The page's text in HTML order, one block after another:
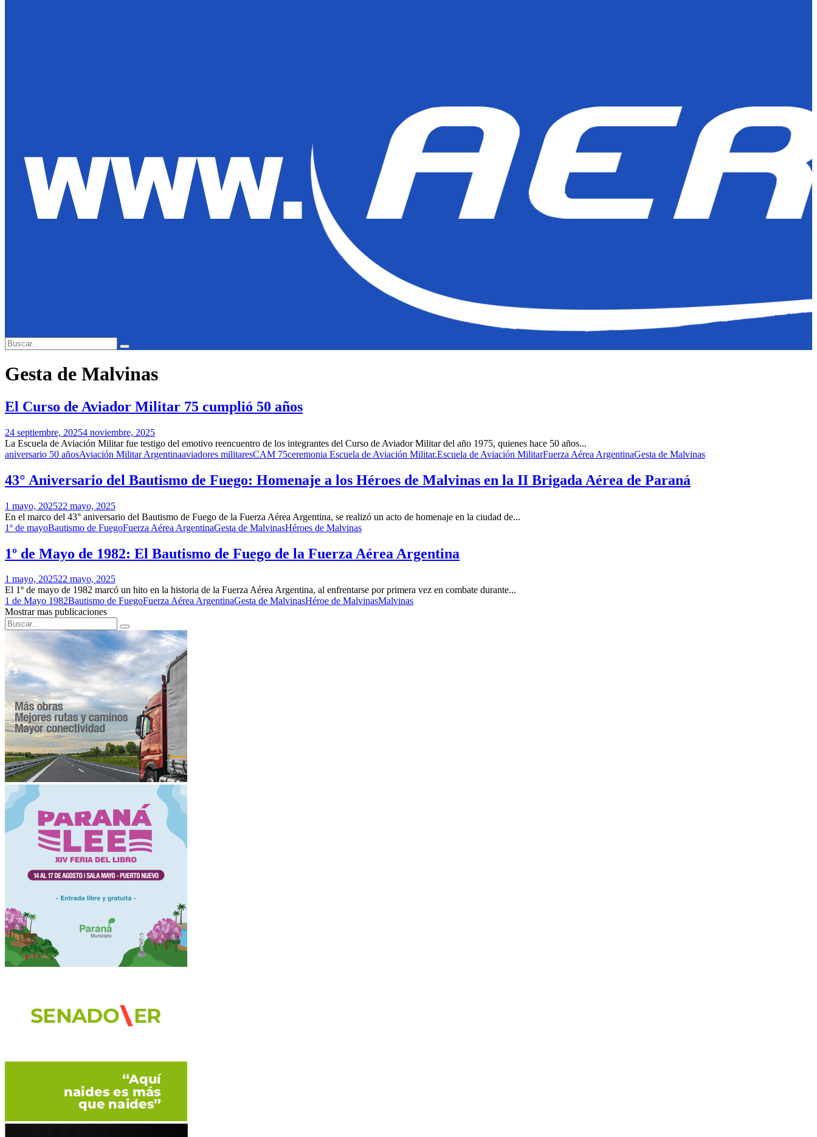
Search
for:
Search
Gesta de Malvinas
El Curso de Aviador Militar 75 cumplió 50 años
24 septiembre, 20254 noviembre, 2025
La Escuela de Aviación Militar fue testigo del emotivo reencuentro de los integrantes del Curso de Aviador Militar del año 1975, quienes hace 50 años...
aniversario 50 añosAviación Militar Argentinaaviadores militaresCAM 75ceremonia Escuela de Aviación Militar.Escuela de Aviación MilitarFuerza Aérea ArgentinaGesta de Malvinas
43° Aniversario del Bautismo de Fuego: Homenaje a los Héroes de Malvinas en la II Brigada Aérea de Paraná
1 mayo, 202522 mayo, 2025
En el marco del 43° aniversario del Bautismo de Fuego de la Fuerza Aérea Argentina, se realizó un acto de homenaje en la ciudad de...
1º de mayoBautismo de FuegoFuerza Aérea ArgentinaGesta de MalvinasHéroes de Malvinas
1º de Mayo de 1982: El Bautismo de Fuego de la Fuerza Aérea Argentina
1 mayo, 202522 mayo, 2025
El 1º de mayo de 1982 marcó un hito en la historia de la Fuerza Aérea Argentina, al enfrentarse por primera vez en combate durante...
1 de Mayo 1982Bautismo de FuegoFuerza Aérea ArgentinaGesta de MalvinasHéroe de MalvinasMalvinas
Mostrar mas publicaciones
Search
for:
Search